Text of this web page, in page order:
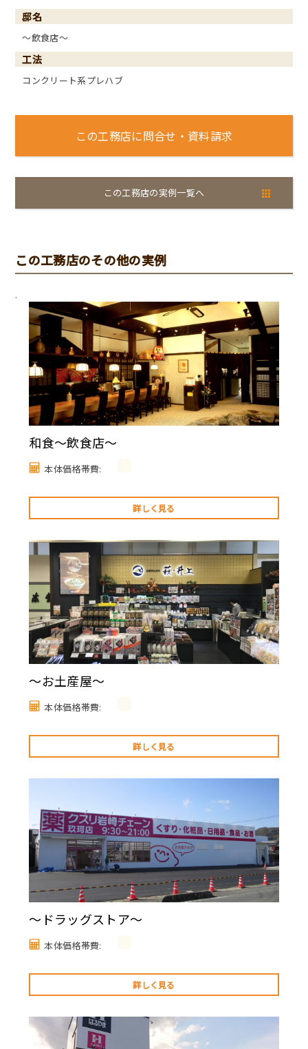
邸名
～飲食店～
工法
コンクリート系プレハブ
この工務店に問合せ・資料請求
この工務店の実例一覧へ
この工務店のその他の実例
.
和食～飲食店～
本体価格帯費:
詳しく見る
～お土産屋～
本体価格帯費:
詳しく見る
～ドラッグストア～
本体価格帯費:
詳しく見る